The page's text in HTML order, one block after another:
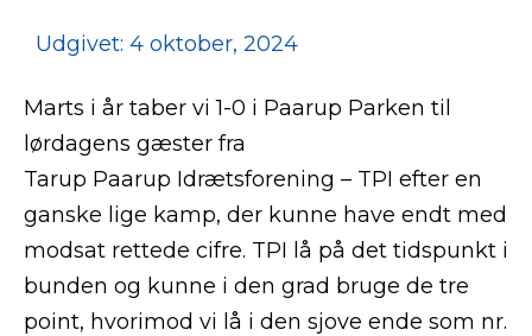
Udgivet: 4 oktober, 2024
Marts i år taber vi 1-0 i Paarup Parken til
lørdagens gæster fra
Tarup Paarup Idrætsforening – TPI efter en
ganske lige kamp, der kunne have endt med
modsat rettede cifre. TPI lå på det tidspunkt i
bunden og kunne i den grad bruge de tre
point, hvorimod vi lå i den sjove ende som nr.